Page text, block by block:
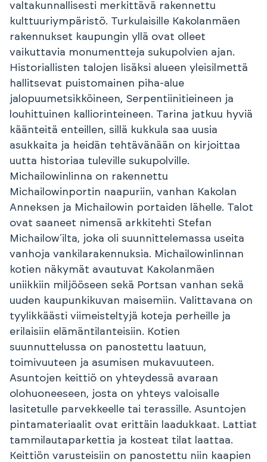
valtakunnallisesti merkittävä rakennettu
kulttuuriympäristö. Turkulaisille Kakolanmäen
rakennukset kaupungin yllä ovat olleet
vaikuttavia monumentteja sukupolvien ajan.
Historiallisten talojen lisäksi alueen yleisilmettä
hallitsevat puistomainen piha-alue
jalopuumetsikköineen, Serpentiinitieineen ja
louhittuinen kalliorinteineen. Tarina jatkuu hyviä
käänteitä enteillen, sillä kukkula saa uusia
asukkaita ja heidän tehtävänään on kirjoittaa
uutta historiaa tuleville sukupolville.
Michailowinlinna on rakennettu
Michailowinportin naapuriin, vanhan Kakolan
Anneksen ja Michailowin portaiden lähelle. Talot
ovat saaneet nimensä arkkitehti Stefan
Michailow´ilta, joka oli suunnittelemassa useita
vanhoja vankilarakennuksia. Michailowinlinnan
kotien näkymät avautuvat Kakolanmäen
uniikkiin miljööseen sekä Portsan vanhan sekä
uuden kaupunkikuvan maisemiin. Valittavana on
tyylikkäästi viimeisteltyjä koteja perheille ja
erilaisiin elämäntilanteisiin. Kotien
suunnuttelussa on panostettu laatuun,
toimivuuteen ja asumisen mukavuuteen.
Asuntojen keittiö on yhteydessä avaraan
olohuoneeseen, josta on yhteys valoisalle
lasitetulle parvekkeelle tai terassille. Asuntojen
pintamateriaalit ovat erittäin laadukkaat. Lattiat
tammilautaparkettia ja kosteat tilat laattaa.
Keittiön varusteisiin on panostettu niin kaapien